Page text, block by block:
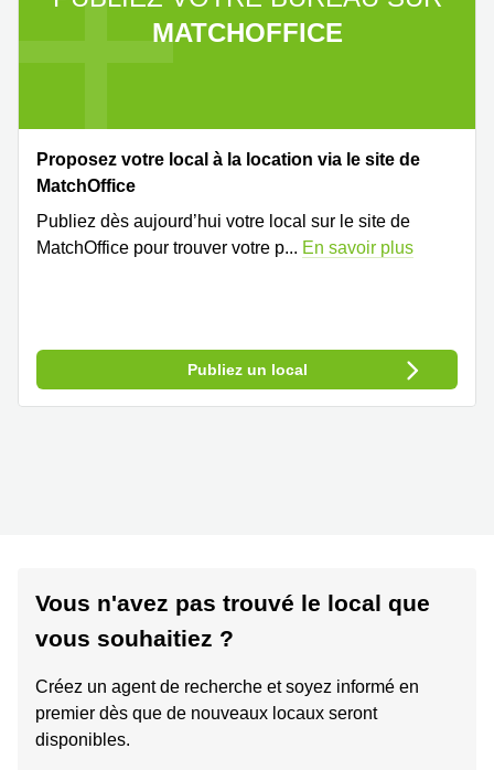
MATCHOFFICE
Proposez votre local à la location via le site de
MatchOffice
Publiez dès aujourd’hui votre local sur le site de
MatchOffice pour trouver votre p... En savoir plus
Publiez un local
Vous n'avez pas trouvé le local que
vous souhaitiez ?
Créez un agent de recherche et soyez informé en
premier dès que de nouveaux locaux seront
disponibles.